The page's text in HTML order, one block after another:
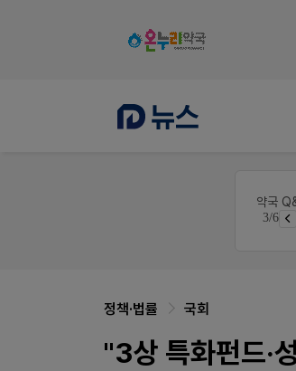
약국
3/6
정책·법률 국회
"3상 특화펀드·